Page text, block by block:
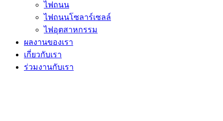
ไฟถนน
ไฟถนนโซลาร์เซลล์
ไฟอุตสาหกรรม
ผลงานของเรา
เกี่ยวกับเรา
ร่วมงานกับเรา